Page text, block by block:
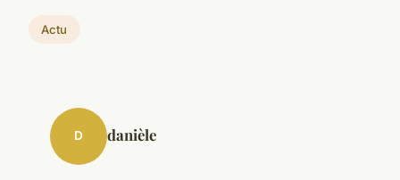
Actu
D danièle